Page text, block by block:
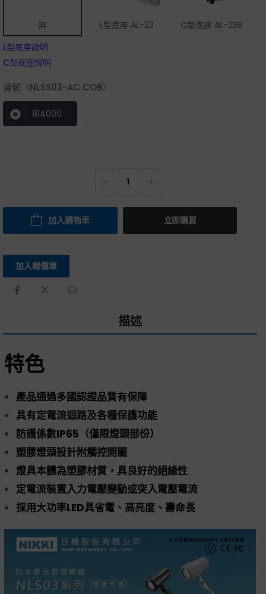
無 L型底座 AL-23
C型底座 AL-28B
L型底座說明
C型底座說明
貨號（NLSS03-AC COB）
814000
加入購物車 立即購買
加入報價單
描述
特色
產品通過多國認證品質有保障
具有定電流迴路及各種保護功能
防護係數IP65（僅限燈頭部份）
塑膠燈頭設計附觸控開關
燈具本體為塑膠材質，具良好的絕緣性
定電流裝置入力電壓變動或突入電壓電流
採用大功率LED具省電、高亮度、壽命長